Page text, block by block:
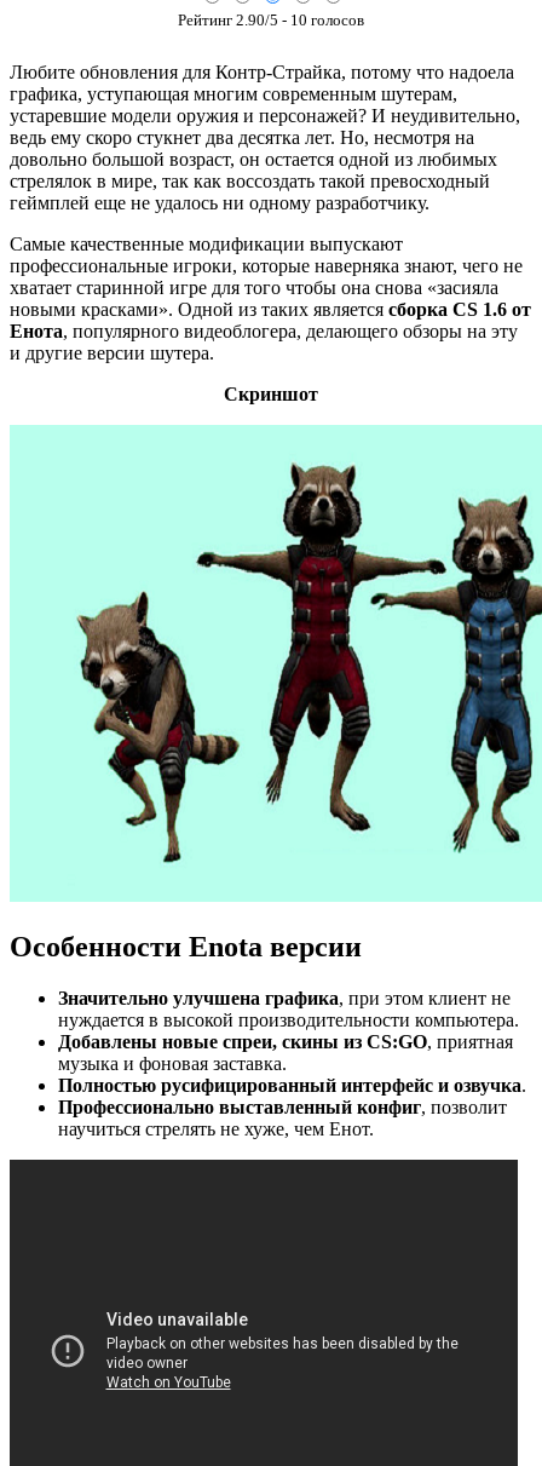
Рейтинг 2.90/5 - 10 голосов
Любите обновления для Контр-Страйка, потому что надоела
графика, уступающая многим современным шутерам,
устаревшие модели оружия и персонажей? И неудивительно,
ведь ему скоро стукнет два десятка лет. Но, несмотря на
довольно большой возраст, он остается одной из любимых
стрелялок в мире, так как воссоздать такой превосходный
геймплей еще не удалось ни одному разработчику.
Самые качественные модификации выпускают
профессиональные игроки, которые наверняка знают, чего не
хватает старинной игре для того чтобы она снова «засияла
новыми красками». Одной из таких является сборка CS 1.6 от
Енота, популярного видеоблогера, делающего обзоры на эту
и другие версии шутера.
Скриншот
Особенности Enota версии
Значительно улучшена графика, при этом клиент не
нуждается в высокой производительности компьютера.
Добавлены новые спреи, скины из CS:GO, приятная
музыка и фоновая заставка.
Полностью русифицированный интерфейс и озвучка.
Профессионально выставленный конфиг, позволит
научиться стрелять не хуже, чем Енот.